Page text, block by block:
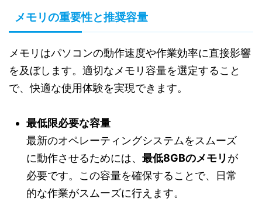
メモリの重要性と推奨容量
メモリはパソコンの動作速度や作業効率に直接影響
を及ぼします。適切なメモリ容量を選定すること
で、快適な使用体験を実現できます。
最低限必要な容量
最新のオペレーティングシステムをスムーズ
に動作させるためには、 最低8GBのメモリ が
必要です。この容量を確保することで、日常
的な作業がスムーズに行えます。